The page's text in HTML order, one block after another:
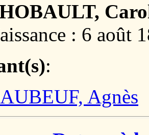
: 6 août
:
Agnès